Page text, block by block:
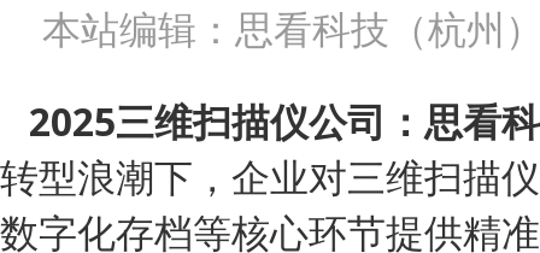
本站编辑：思看科技（杭州
2025三维扫描仪公司：思看
转型浪潮下，企业对三维扫描
数字化存档等核心环节提供精